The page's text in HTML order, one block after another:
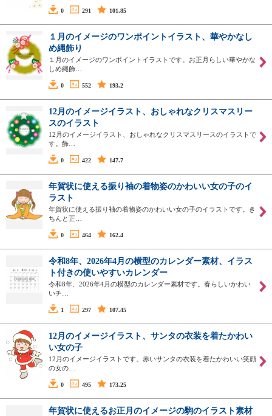
0 291 101.85
１月のイメージのワンポイントイラスト、華やかなし
め縄飾り
１月のイメージのワンポイントイラストです。お正月らしい華やかな
しめ縄飾…
0 552 193.2
12月のイメージイラスト、おしゃれなクリスマスリー
スのイラスト
12月のイメージイラスト、おしゃれなクリスマスリースのイラストで
す。飾…
0 422 147.7
年賀状に使える振り袖の着物姿のかわいい女の子のイ
ラスト
年賀状に使える振り袖の着物姿のかわいい女の子のイラストです。き
ちんと正…
0 464 162.4
令和8年、2026年4月の横型のカレンダー素材、イラス
ト付きの使いやすいカレンダー
令和8年、2026年4月の横型のカレンダー素材です。春らしいかわい
いチ…
1 297 107.45
12月のイメージイラスト、サンタの衣装を着たかわい
い女の子
12月のイメージイラストです。赤いサンタの衣装を着たかわいい笑顔
の女の…
0 495 173.25
年賀状に使えるお正月のイメージの駒のイラスト素材